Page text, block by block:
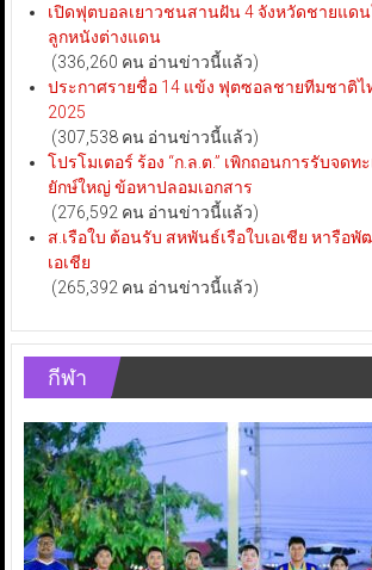
เปิดฟุตบอลเยาวชนสานฝัน 4 จังหวัดชายแด
ลูกหนังต่างแดน
(336,260 คน อ่านข่าวนี้แล้ว)
ประกาศรายชื่อ 14 แข้ง ฟุตซอลชายทีมชาติไ
2025
(307,538 คน อ่านข่าวนี้แล้ว)
โปรโมเตอร์ ร้อง “ก.ล.ต.” เพิกถอนการรับจด
ยักษ์ใหญ่ ข้อหาปลอมเอกสาร
(276,592 คน อ่านข่าวนี้แล้ว)
ส.เรือใบ ต้อนรับ สหพันธ์เรือใบเอเชีย หารือ
เอเชีย
(265,392 คน อ่านข่าวนี้แล้ว)
กีฬา